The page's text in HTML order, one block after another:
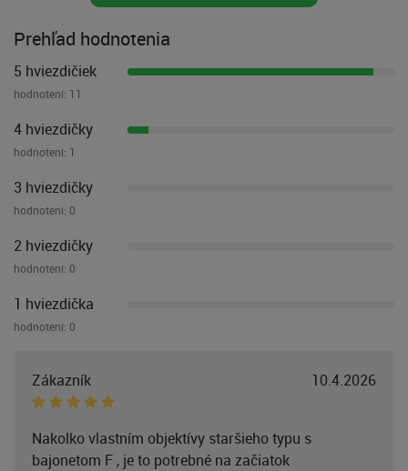
Prehľad hodnotenia
5 hviezdičiek
hodnotení: 11
4 hviezdičky
hodnotení: 1
3 hviezdičky
hodnotení: 0
2 hviezdičky
hodnotení: 0
1 hviezdička
hodnotení: 0
Zákazník 10.4.2026
Nakolko vlastním objektívy staršieho typu s
bajonetom F , je to potrebné na začiatok